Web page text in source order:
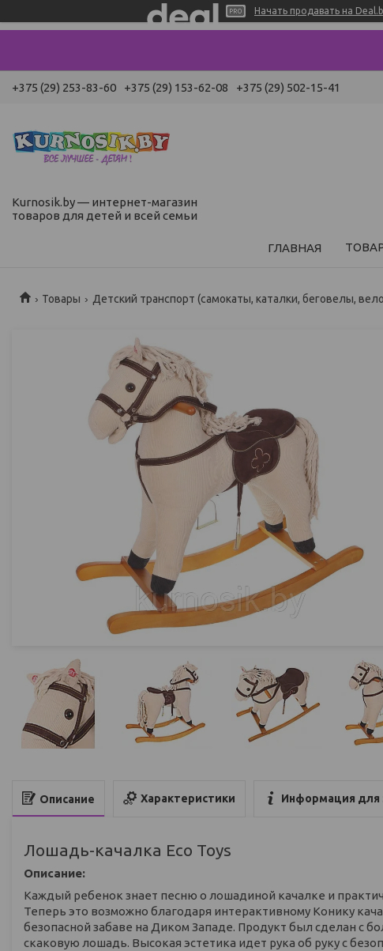
Начать продавать на
+375 (29) 253-83-60 +375 (29) 153-62-08 +375 (29) 502-15-41
Kurnosik.by — интернет-магазин
товаров для детей и всей семьи
ГЛАВНАЯ
Товары Детский транспорт (самокаты, каталки, беговелы,
Описание Характеристики Информация для
Лошадь-качалка Eco Toys
Описание:
Каждый ребенок знает песню о лошадиной качалке и
Теперь это возможно благодаря интерактивному Конику
безопасной забаве на Диком Западе. Продукт был сделан с
скаковую лошадь. Высокая эстетика идет рука об руку с